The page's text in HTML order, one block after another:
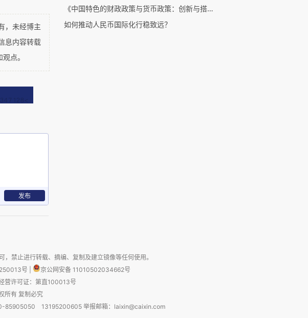
险投资行
——中国新
科委和财
支持。同
划；1988
系列政策
化，体现
，未经博主
息内容转载
点。
发布
《中国特色的财政政策与货币政策：创新与搭配研究》自序
如何推动人民币国际化行稳致远？
禁止进行转载、摘编、复制及建立镜像等任何使用。
号
京公网安备 11010502034662号
营许可证：第直100013号
所有 复制必究
85905050 13195200605 举报邮箱：laixin@caixin.com